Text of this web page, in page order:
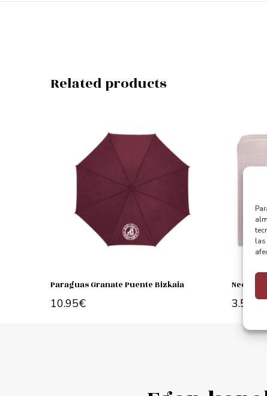
las
Related products
Paraguas Granate Puente Bizkaia
10.95€
Neceser
3.50
€
Add to